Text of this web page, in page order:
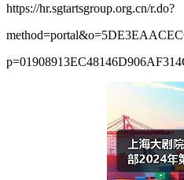
https://hr.sgtartsgroup.org.cn/r.do?